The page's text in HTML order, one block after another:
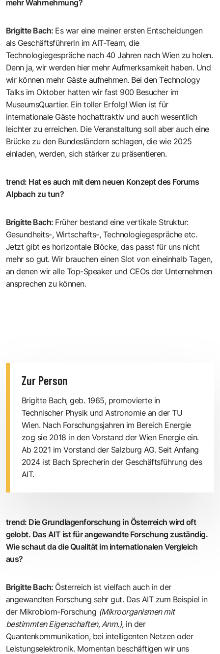
mehr Wahrnehmung?
Brigitte Bach: Es war eine meiner ersten Entscheidungen
als Geschäfts­führerin im AIT-Team, die
Technologiegespräche nach 40 Jahren nach Wien zu holen.
Denn ja, wir werden hier mehr Aufmerksamkeit haben. Und
wir können mehr Gäste aufnehmen. Bei den Technology
Talks im Oktober hatten wir fast 900 Besucher im
MuseumsQuartier. Ein toller Erfolg! Wien ist für
internationale Gäste hochattraktiv und auch wesentlich
leichter zu erreichen. Die Veranstaltung soll aber auch eine
Brücke zu den Bundesländern schlagen, die wie 2025
einladen, werden, sich stärker zu präsentieren.
trend: Hat es auch mit dem neuen Konzept des Forums
Alpbach zu tun?
Brigitte Bach: Früher bestand eine vertikale Struktur:
Gesundheits-, Wirtschafts-, Technologiegespräche etc.
Jetzt gibt es horizontale Blöcke, das passt für uns nicht
mehr so gut. Wir brauchen einen Slot von eineinhalb Tagen,
an denen wir alle Top-Speaker und CEOs der Unternehmen
ansprechen zu können.
Zur Person
Brigitte Bach, geb. 1965, promovierte in
Technischer Physik und Astronomie an der TU
Wien. Nach Forschungs­jahren im Bereich Energie
zog sie 2018 in den Vorstand der Wien Energie ein.
Ab 2021 im Vorstand der Salzburg AG. Seit Anfang
2024 ist Bach Sprecherin der Geschäftsführung des
AIT.
trend: Die Grundlagenforschung in Österreich wird oft
gelobt. Das AIT ist für angewandte Forschung zuständig.
Wie schaut da die Qualität im internationalen Vergleich
aus?
Brigitte Bach: Österreich ist vielfach auch in der
angewandten Forschung sehr gut. Das AIT zum Beispiel in
der Mikrobiom-Forschung (Mikroorganismen mit
bestimmten Eigenschaften, Anm.), in der
Quantenkommunikation, bei intelligenten Netzen oder
Leistungselektronik. Momentan beschäftigen wir uns